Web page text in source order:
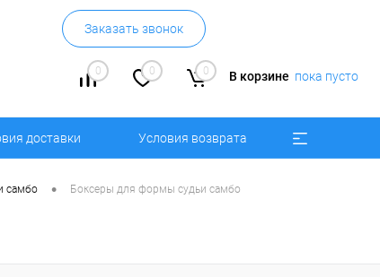
Заказать звонок
0 0 0 В корзине пока пусто
доставки Условия возврата
самбо • Боксеры для формы судьи самбо